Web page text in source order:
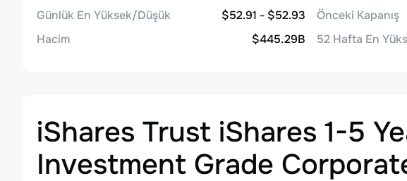
Günlük En Yüksek/Düşük
$52.91 - $52.93
Hacim
$445.29B
Önceki Kapanış
52 Hafta En
iShares Trust iShares 1-5
Investment Grade